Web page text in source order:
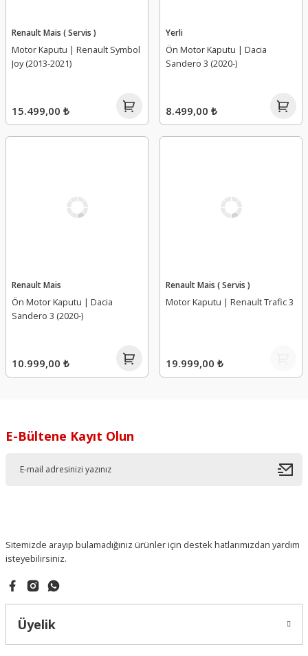
Renault Mais ( Servis )
Motor Kaputu | Renault Symbol
Joy (2013-2021)
15.499,00 ₺
Yerli
Ön Motor Kaputu | Dacia
Sandero 3 (2020-)
8.499,00 ₺
Renault Mais
Ön Motor Kaputu | Dacia
Sandero 3 (2020-)
10.999,00 ₺
Renault Mais ( Servis )
Motor Kaputu | Renault Trafic 3
19.999,00 ₺
E-Bültene Kayıt Olun
Sitemizde arayıp bulamadığınız ürünler için destek hatlarımızdan yardım
isteyebilirsiniz.
Üyelik